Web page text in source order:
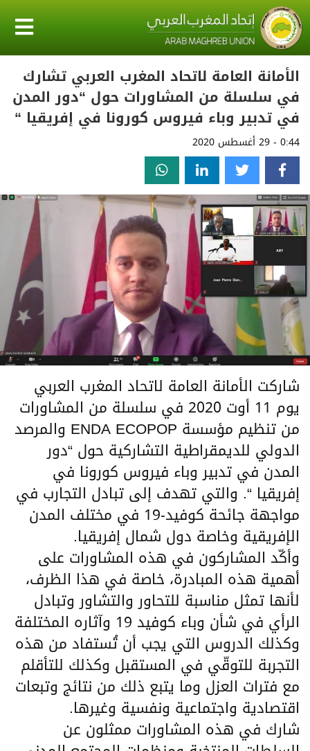
الأمانة العامة لاتحاد المغرب العربي تشارك
في سلسلة من المشاورات حول “دور المدن
في تدبير وباء فيروس كورونا في إفريقيا “
0:44 - 29 أغسطس 2020
شاركت الأمانة العامة لاتحاد المغرب العربي
يوم 11 أوت 2020 في سلسلة من المشاورات
من تنظيم مؤسسة ENDA ECOPOP والمرصد
الدولي للديمقراطية التشاركية حول “دور
المدن في تدبير وباء فيروس كورونا في
إفريقيا “. والتي تهدف إلى تبادل التجارب في
مواجهة جائحة كوفيد-19 في مختلف المدن
الإفريقية وخاصة دول شمال إفريقيا.
وأكّد المشاركون في هذه المشاورات على
أهمية هذه المبادرة، خاصة في هذا الظرف،
لأنها تمثل مناسبة للتحاور والتشاور وتبادل
الرأي في شأن وباء كوفيد 19 وآثاره المختلفة
وكذلك الدروس التي يجب أن تُستفاد من هذه
التجربة للتوقّي في المستقبل وكذلك للتأقلم
مع فترات العزل وما يتبع ذلك من نتائج وتبعات
اقتصادية واجتماعية ونفسية وغيرها.
شارك في هذه المشاورات ممثلون عن